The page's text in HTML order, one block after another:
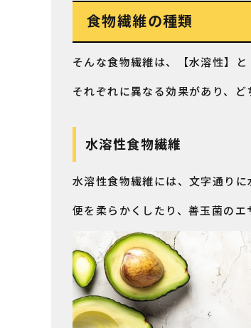
食物繊維の種類
そんな食物繊維は、【水溶性】と
それぞれに異なる効果があり、ど
水溶性食物繊維
水溶性食物繊維には、文字通りに
便を柔らかくしたり、善玉菌のエ